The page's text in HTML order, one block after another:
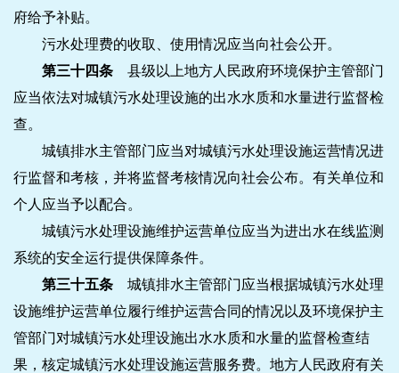
府给予补贴。
污水处理费的收取、使用情况应当向社会公开。
第三十四条 县级以上地方人民政府环境保护主管部门
应当依法对城镇污水处理设施的出水水质和水量进行监督检
查。
城镇排水主管部门应当对城镇污水处理设施运营情况进
行监督和考核，并将监督考核情况向社会公布。有关单位和
个人应当予以配合。
城镇污水处理设施维护运营单位应当为进出水在线监测
系统的安全运行提供保障条件。
第三十五条 城镇排水主管部门应当根据城镇污水处理
设施维护运营单位履行维护运营合同的情况以及环境保护主
管部门对城镇污水处理设施出水水质和水量的监督检查结
果，核定城镇污水处理设施运营服务费。地方人民政府有关